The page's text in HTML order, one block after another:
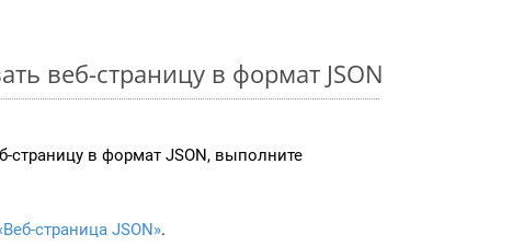
веб-страницу в формат JSON
страницу в формат JSON, выполните
страница JSON».